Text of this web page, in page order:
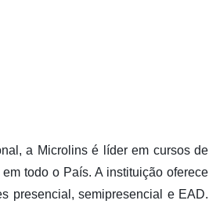
a Microlins é líder em cursos de
todo o País. A instituição oferece
presencial, semipresencial e EAD.